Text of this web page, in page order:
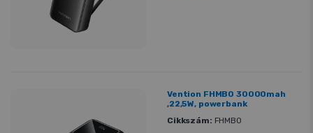
Vention FHMB0 30000mah
,22,5W, powerbank
Cikkszám: FHMB0